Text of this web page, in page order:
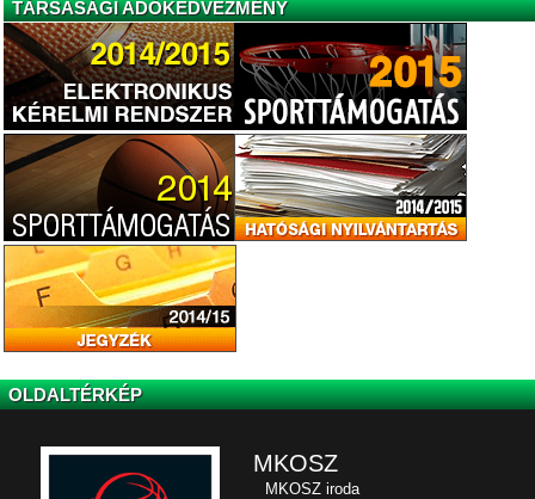
TÁRSASÁGI ADÓKEDVEZMÉNY
OLDALTÉRKÉP
MKOSZ
MKOSZ iroda